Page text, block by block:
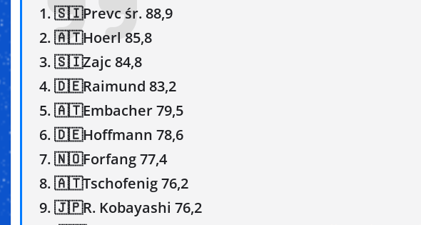
1. 🇸🇮Prevc śr. 88,9
2. 🇦🇹Hoerl 85,8
3. 🇸🇮Zajc 84,8
4. 🇩🇪Raimund 83,2
5. 🇦🇹Embacher 79,5
6. 🇩🇪Hoffmann 78,6
7. 🇳🇴Forfang 77,4
8. 🇦🇹Tschofenig 76,2
9. 🇯🇵R. Kobayashi 76,2